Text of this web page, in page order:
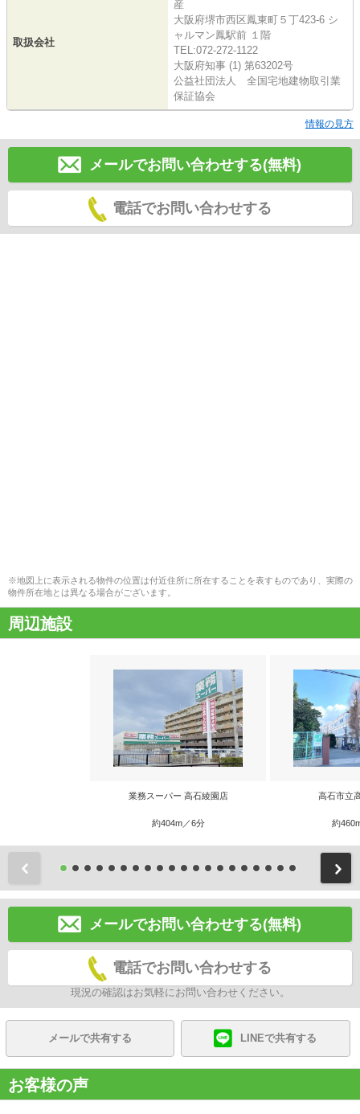
取扱会社
産
大阪府堺市西区鳳東町５丁423-6 シ
ャルマン鳳駅前 １階
TEL:072-272-1122
大阪府知事 (1) 第63202号
公益社団法人 全国宅地建物取引業
保証協会
情報の見方
メールでお問い合わせする(無料)
電話でお問い合わせする
※地図上に表示される物件の位置は付近住所に所在することを表すものであり、実際の
物件所在地とは異なる場合がございます。
周辺施設
業務スーパー 高石綾園店
約404m／6分
高石市立
約
メールでお問い合わせする(無料)
電話でお問い合わせする
現況の確認はお気軽にお問い合わせください。
メールで共有する LINEで共有する
お客様の声